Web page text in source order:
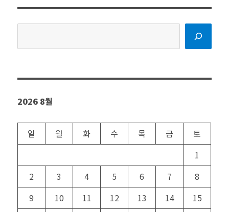
2026 8월
일 월 화 수 목 금
토
1
2
3 4 5 6 7
8
9
10 11 12 13 14
15